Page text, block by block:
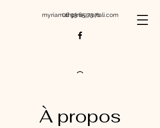
myriam.ahpine@variali.com
06 93 65 73 71
À propos